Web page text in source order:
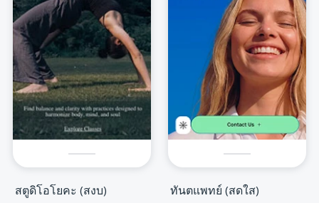
สตูดิโอโยคะ (สงบ) ทันตแพทย์ (สดใส)